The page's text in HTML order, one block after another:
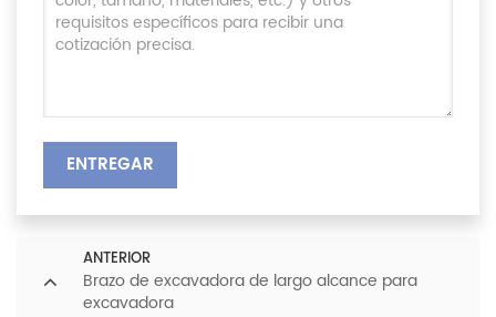
ENTREGAR
ANTERIOR
Brazo de excavadora de largo alcance para
excavadora